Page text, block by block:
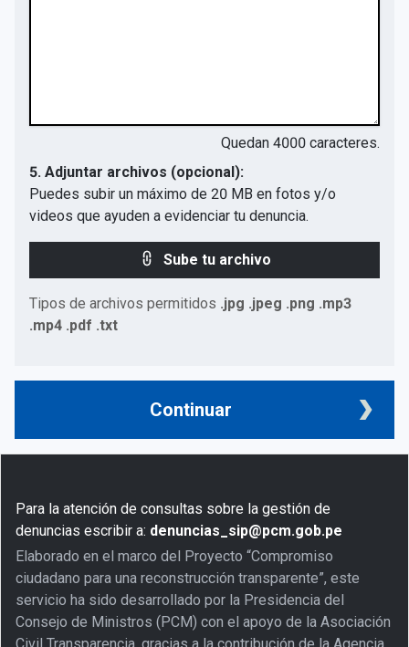
Quedan 4000 caracteres.
5. Adjuntar archivos (opcional):
Puedes subir un máximo de 20 MB en fotos y/o
videos que ayuden a evidenciar tu denuncia.
Sube tu archivo
Tipos de archivos permitidos .jpg .jpeg .png .mp3
.mp4 .pdf .txt
Continuar
Para la atención de consultas sobre la gestión de
denuncias escribir a: denuncias_sip@pcm.gob.pe
Elaborado en el marco del Proyecto “Compromiso
ciudadano para una reconstrucción transparente”, este
servicio ha sido desarrollado por la Presidencia del
Consejo de Ministros (PCM) con el apoyo de la Asociación